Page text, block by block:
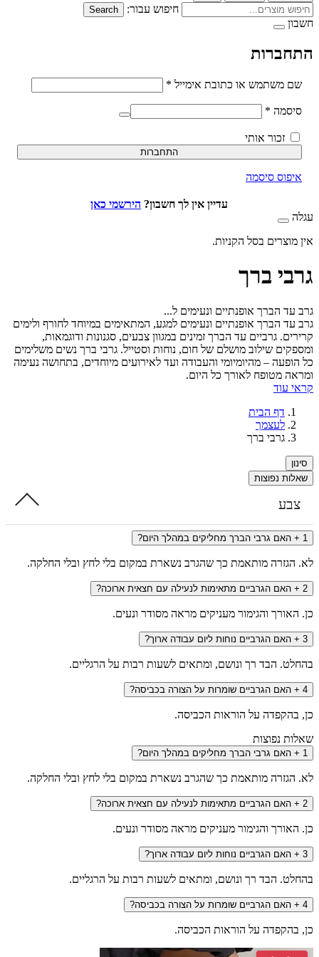
חיפוש עבור: Search
משתמש או כתובת אימייל*חובה
*חובה
זכור אותי
התחברות
סיסמה
עדיין אין לך חשבון?הירשמי כאן
בסל הקניות.
ברך
הברך אופנתיים ונעימים ל...
הברך אופנתיים ונעימים למגע, המתאימים במיוחד לחורף ולימים
גרביים עד הברך זמינים במגוון צבעים, סגנונות ודוגמאות,
שילוב מושלם של חום, נוחות וסטייל. גרבי ברך נשים משלימים
– מהיומיומי והעבודה ועד לאירועים מיוחדים, בתחושה נעימה
מטופח לאורך כל היום.
דף הבית
לעצמך
גרבי ברך
נפוצות
האם גרבי הברך מחליקים במהלך היום?
מותאמת כך שהגרב נשארת במקום בלי לחץ ובלי החלקה.
האם הגרביים מתאימות לנעילה עם חצאית ארוכה?
והגימור מעניקים מראה מסודר ונעים.
האם הגרביים נוחות ליום עבודה ארוך?
הבד רך ונושם, ומתאים לשעות רבות על הרגליים.
האם הגרביים שומרות על הצורה בכביסה?
על הוראות הכביסה.
נפוצות
האם גרבי הברך מחליקים במהלך היום?
מותאמת כך שהגרב נשארת במקום בלי לחץ ובלי החלקה.
האם הגרביים מתאימות לנעילה עם חצאית ארוכה?
והגימור מעניקים מראה מסודר ונעים.
האם הגרביים נוחות ליום עבודה ארוך?
הבד רך ונושם, ומתאים לשעות רבות על הרגליים.
האם הגרביים שומרות על הצורה בכביסה?
על הוראות הכביסה.